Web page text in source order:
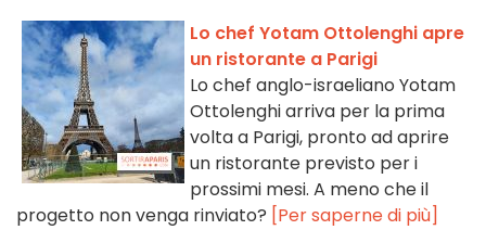
Lo chef Yotam Ottolenghi apre
un ristorante a Parigi
Lo chef anglo-israeliano Yotam
Ottolenghi arriva per la prima
volta a Parigi, pronto ad aprire
un ristorante previsto per i
prossimi mesi. A meno che il
progetto non venga rinviato? [Per saperne di più]